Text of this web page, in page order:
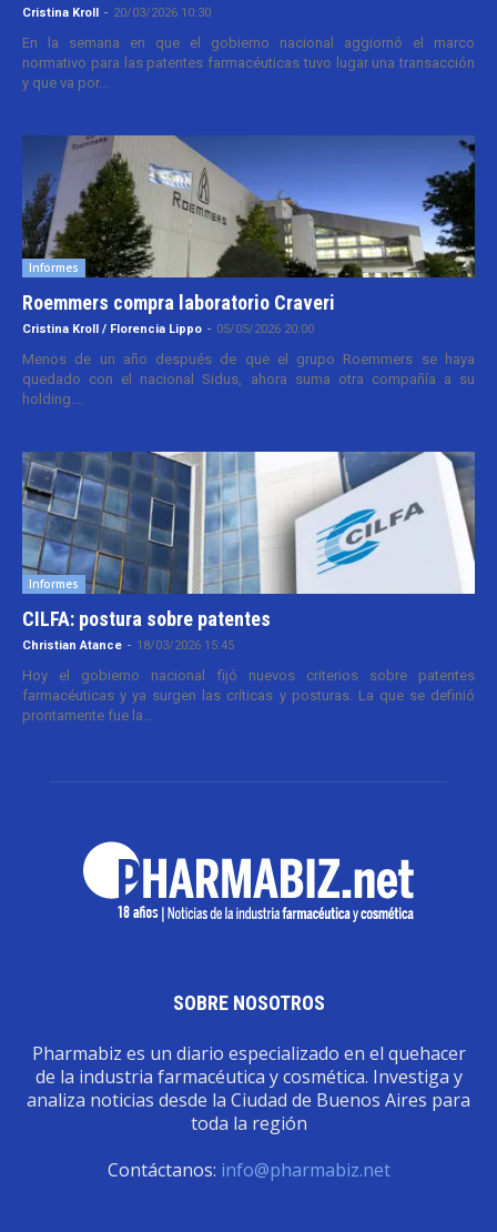
Cristina Kroll - 20/03/2026 10:30
En la semana en que el gobierno nacional aggiornó el marco
normativo para las patentes farmacéuticas tuvo lugar una transacción
y que va por...
Informes
Roemmers compra laboratorio Craveri
Cristina Kroll / Florencia Lippo - 05/05/2026 20:00
Menos de un año después de que el grupo Roemmers se haya
quedado con el nacional Sidus, ahora suma otra compañía a su
holding....
Informes
CILFA: postura sobre patentes
Christian Atance - 18/03/2026 15:45
Hoy el gobierno nacional fijó nuevos criterios sobre patentes
farmacéuticas y ya surgen las críticas y posturas. La que se definió
prontamente fue la...
SOBRE NOSOTROS
Pharmabiz es un diario especializado en el quehacer
de la industria farmacéutica y cosmética. Investiga y
analiza noticias desde la Ciudad de Buenos Aires para
toda la región
Contáctanos: info@pharmabiz.net